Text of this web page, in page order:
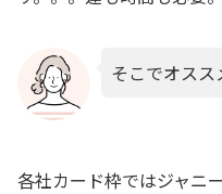
そこでオス
各社カード枠ではジャニ